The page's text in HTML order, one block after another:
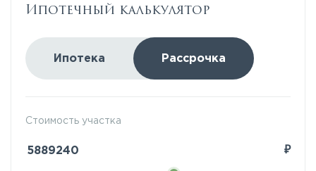
Ипотечный калькулятор
Ипотека Рассрочка
Стоимость участка
₽